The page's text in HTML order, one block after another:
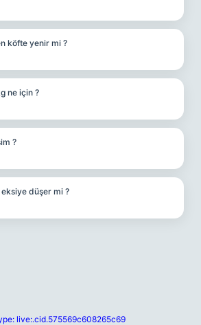
köfte yenir mi ?
ne için ?
?
eksiye düşer mi ?
live:.cid.575569c608265c69